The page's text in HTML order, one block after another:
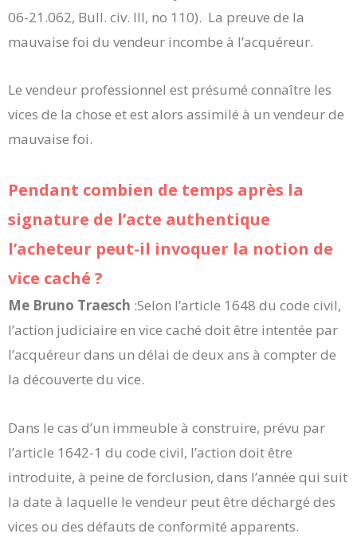
06-21.062, Bull. civ. III, no 110). La preuve de la
mauvaise foi du vendeur incombe à l’acquéreur.
Le vendeur professionnel est présumé connaître les
vices de la chose et est alors assimilé à un vendeur de
mauvaise foi.
Pendant combien de temps après la
signature de l’acte authentique
l’acheteur peut-il invoquer la notion de
vice caché ?
Me Bruno Traesch :Selon l’article 1648 du code civil,
l’action judiciaire en vice caché doit être intentée par
l’acquéreur dans un délai de deux ans à compter de
la découverte du vice.
Dans le cas d’un immeuble à construire, prévu par
l’article 1642-1 du code civil, l’action doit être
introduite, à peine de forclusion, dans l’année qui suit
la date à laquelle le vendeur peut être déchargé des
vices ou des défauts de conformité apparents.